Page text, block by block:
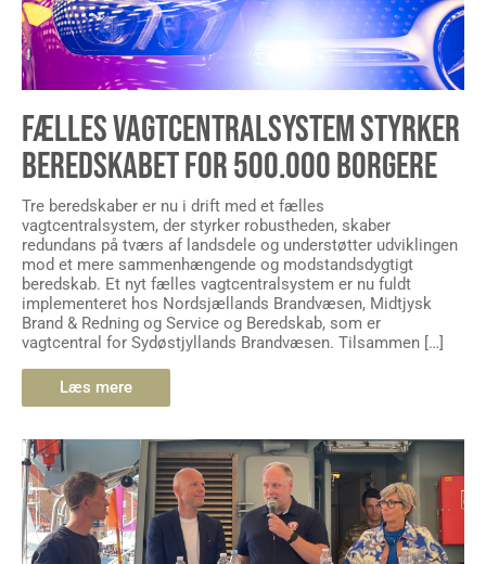
FÆLLES VAGTCENTRALSYSTEM STYRKER
BEREDSKABET FOR 500.000 BORGERE
Tre beredskaber er nu i drift med et fælles
vagtcentralsystem, der styrker robustheden, skaber
redundans på tværs af landsdele og understøtter udviklingen
mod et mere sammenhængende og modstandsdygtigt
beredskab. Et nyt fælles vagtcentralsystem er nu fuldt
implementeret hos Nordsjællands Brandvæsen, Midtjysk
Brand & Redning og Service og Beredskab, som er
vagtcentral for Sydøstjyllands Brandvæsen. Tilsammen […]
Læs mere